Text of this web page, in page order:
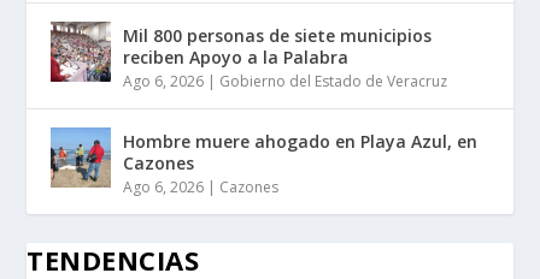
Mil 800 personas de siete municipios
reciben Apoyo a la Palabra
Ago 6, 2026 | Gobierno del Estado de Veracruz
Hombre muere ahogado en Playa Azul, en
Cazones
Ago 6, 2026 | Cazones
TENDENCIAS